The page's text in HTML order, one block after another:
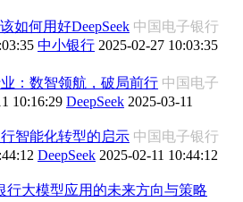
如何用好DeepSeek 中国电子银行
中小银行 2025-02-27 10:03:35
业：数智领航，破局前行 中国电子
10:16:29 DeepSeek 2025-03-11
行智能化转型的启示 中国电子银行
DeepSeek 2025-02-11 10:44:12
行大模型应用的未来方向与策略